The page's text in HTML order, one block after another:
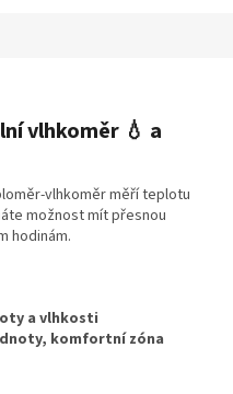
vlhkoměr 💧 a
vlhkoměr měří teplotu
možnost mít přesnou
hodinám.
a vlhkosti
komfortní zóna